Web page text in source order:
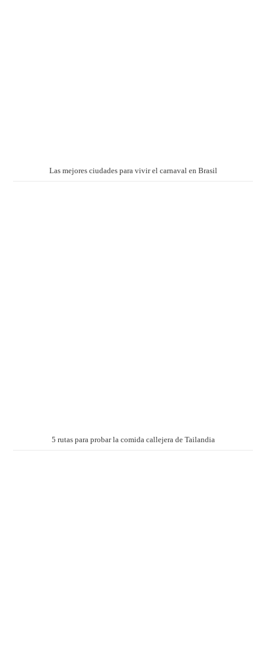
Las mejores ciudades para vivir el carnaval en Brasil
5 rutas para probar la comida callejera de Tailandia